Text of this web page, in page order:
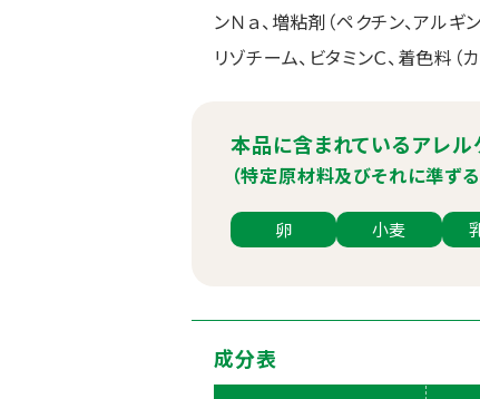
ンＮａ、増粘剤（ペクチン、アルギ
リゾチーム、ビタミンＣ、着色料（
本品に含まれているアレル
（特定原材料及びそれに準ず
卵 小麦
成分表